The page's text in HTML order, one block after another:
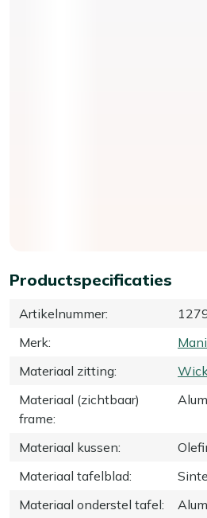
Productspecificaties
Artikelnummer:
Merk:
Materiaal zitting:
Materiaal (zichtbaar)
frame:
Materiaal kussen:
Materiaal tafelblad:
Materiaal onderstel tafel: